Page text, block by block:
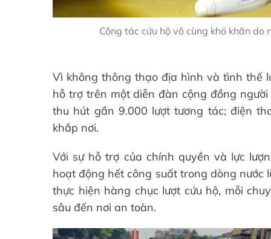
Công tác cứu hộ vô cùng khó khăn
Vì không thông thạo địa hình và tình thế
hỗ trợ trên một diễn đàn cộng đồng
thu hút gần 9.000 lượt tương tác; điện
khắp nơi.
Với sự hỗ trợ của chính quyền và lực
hoạt động hết công suất trong dòng nước
thực hiện hàng chục lượt cứu hộ, mỗi
sâu đến nơi an toàn.